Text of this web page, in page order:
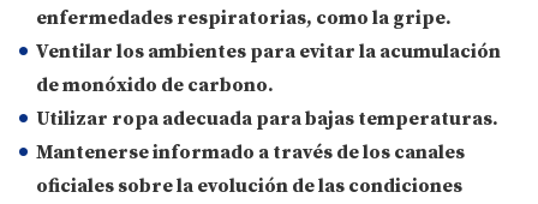
enfermedades respiratorias, como la gripe.
Ventilar los ambientes para evitar la acumulación
de monóxido de carbono.
Utilizar ropa adecuada para bajas temperaturas.
Mantenerse informado a través de los canales
oficiales sobre la evolución de las condiciones